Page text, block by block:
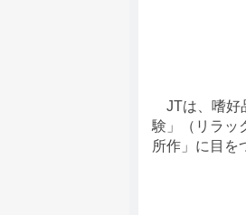
JTは、嗜好
験」（リラッ
所作」に目を